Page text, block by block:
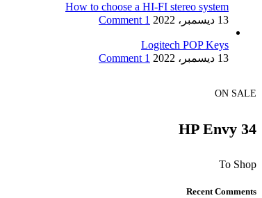
How to choose a HI-FI stereo system
13 ديسمبر، 2022
1 Comment
Logitech POP Keys
13 ديسمبر، 2022
1 Comment
ON SALE
HP Envy 34
To Shop
Recent Comments